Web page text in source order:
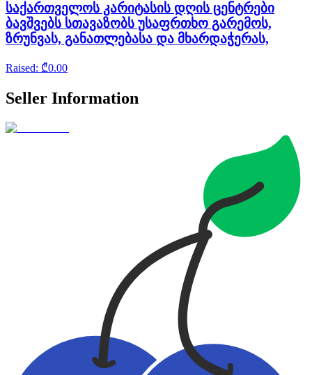
საქართველოს კარიტასის დღის ცენტრები
ბავშვებს სთავაზობს უსაფრთხო გარემოს,
ზრუნვას, განათლებასა და მხარდაჭერას,
Raised: ₾0.00
Seller Information